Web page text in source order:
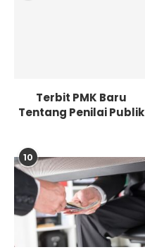
Terbit PMK Baru
Tentang Penilai Publik
10